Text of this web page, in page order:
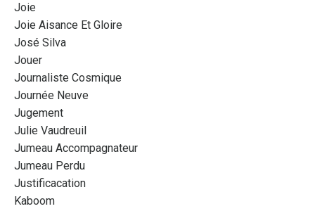
Joie
Joie Aisance Et Gloire
José Silva
Jouer
Journaliste Cosmique
Journée Neuve
Jugement
Julie Vaudreuil
Jumeau Accompagnateur
Jumeau Perdu
Justificacation
Kaboom